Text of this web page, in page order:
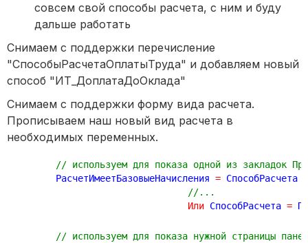
совсем свой способы расчета, с ним и буду
дальше работать
Снимаем с поддержки перечисление
"СпособыРасчетаОплатыТруда" и добавляем новый
способ "ИТ_ДоплатаДоОклада"
Снимаем с поддержки форму вида расчета.
Прописываем наш новый вид расчета в
необходимых переменных.
// используем для показа одной из закладок
	РасчетИмеетБазовыеНачисления
= СпособРасчета
//...
Или СпособРасчета =
// используем для показа нужной страницы